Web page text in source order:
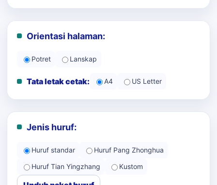
Orientasi halaman:
Potret Lanskap
Tata letak cetak: A4 US Letter
Jenis huruf:
Huruf standar
Huruf Pang Zhonghua
Huruf Tian Yingzhang
Kustom